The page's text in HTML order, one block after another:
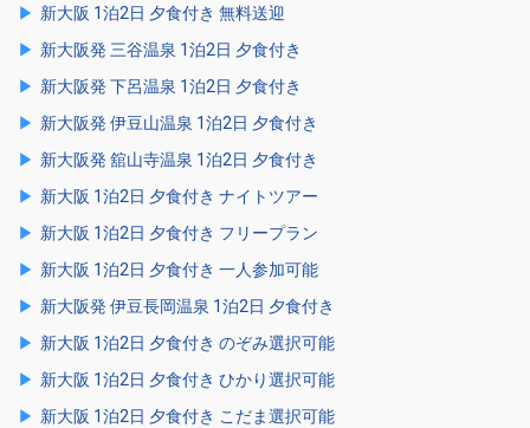
新大阪 1泊2日 夕食付き 無料送迎
新大阪発 三谷温泉 1泊2日 夕食付き
新大阪発 下呂温泉 1泊2日 夕食付き
新大阪発 伊豆山温泉 1泊2日 夕食付き
新大阪発 舘山寺温泉 1泊2日 夕食付き
新大阪 1泊2日 夕食付き ナイトツアー
新大阪 1泊2日 夕食付き フリープラン
新大阪 1泊2日 夕食付き 一人参加可能
新大阪発 伊豆長岡温泉 1泊2日 夕食付き
新大阪 1泊2日 夕食付き のぞみ選択可能
新大阪 1泊2日 夕食付き ひかり選択可能
新大阪 1泊2日 夕食付き こだま選択可能